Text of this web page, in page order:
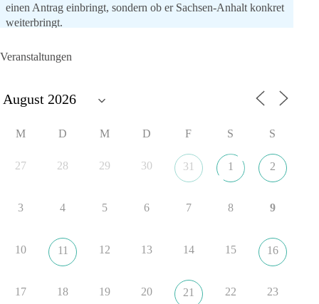
einen Antrag einbringt, sondern ob er Sachsen-Anhalt konkret
weiterbringt.
Ablehnung. Keine politische Verschmelzung.
Entscheidungen? 👇
#dieBasis #SachsenAnhalt #Landtagswahl2026
#Kooperation
1 Tag zuvor
„Plandemie-Logik Reloaded“
Sie sagten immer und immer wieder: „Nur die Impfung rettet
Veranstaltungen
M D M D F S S
27 28 29 30 31 1 2
3 4 5 6 7 8 9
10 11 12 13 14 15 16
17 18 19 20 21 22 23